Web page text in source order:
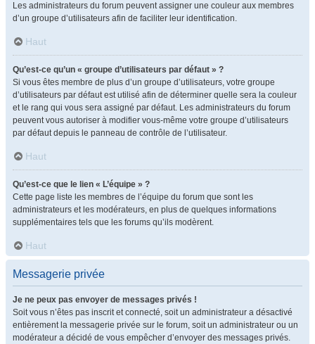
Les administrateurs du forum peuvent assigner une couleur aux membres
d’un groupe d’utilisateurs afin de faciliter leur identification.
Haut
Qu’est-ce qu’un « groupe d’utilisateurs par défaut » ?
Si vous êtes membre de plus d’un groupe d’utilisateurs, votre groupe
d’utilisateurs par défaut est utilisé afin de déterminer quelle sera la couleur
et le rang qui vous sera assigné par défaut. Les administrateurs du forum
peuvent vous autoriser à modifier vous-même votre groupe d’utilisateurs
par défaut depuis le panneau de contrôle de l’utilisateur.
Haut
Qu’est-ce que le lien « L’équipe » ?
Cette page liste les membres de l’équipe du forum que sont les
administrateurs et les modérateurs, en plus de quelques informations
supplémentaires tels que les forums qu’ils modèrent.
Haut
Messagerie privée
Je ne peux pas envoyer de messages privés !
Soit vous n’êtes pas inscrit et connecté, soit un administrateur a désactivé
entièrement la messagerie privée sur le forum, soit un administrateur ou un
modérateur a décidé de vous empêcher d’envoyer des messages privés.